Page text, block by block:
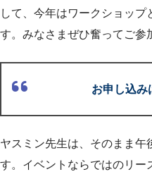
して、今年はワークショップ
す。みなさまぜひ奮ってご参
お申し込み
ヤスミン先生は、そのまま午
す。イベントならではのリー